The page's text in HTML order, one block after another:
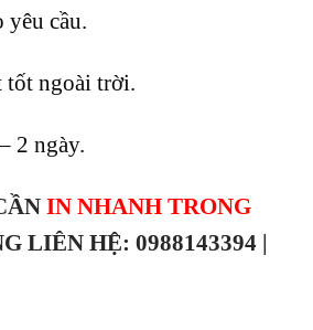
yêu cầu.
tốt ngoài trời.
2 ngày.
IN NHANH TRONG
LIÊN HỆ: 0988143394 |